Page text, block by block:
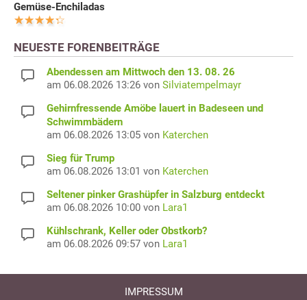
Gemüse-Enchiladas
NEUESTE FORENBEITRÄGE
Abendessen am Mittwoch den 13. 08. 26
am 06.08.2026 13:26 von Silviatempelmayr
Gehirnfressende Amöbe lauert in Badeseen und
Schwimmbädern
am 06.08.2026 13:05 von Katerchen
Sieg für Trump
am 06.08.2026 13:01 von Katerchen
Seltener pinker Grashüpfer in Salzburg entdeckt
am 06.08.2026 10:00 von Lara1
Kühlschrank, Keller oder Obstkorb?
am 06.08.2026 09:57 von Lara1
IMPRESSUM